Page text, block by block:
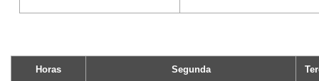
Horas Segunda